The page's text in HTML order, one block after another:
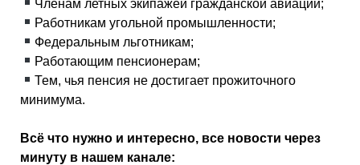
Членам летных экипажей гражданской авиации;
Работникам угольной промышленности;
Федеральным льготникам;
Работающим пенсионерам;
Тем, чья пенсия не достигает прожиточного
минимума.
Всё что нужно и интересно, все новости через
минуту в нашем канале: